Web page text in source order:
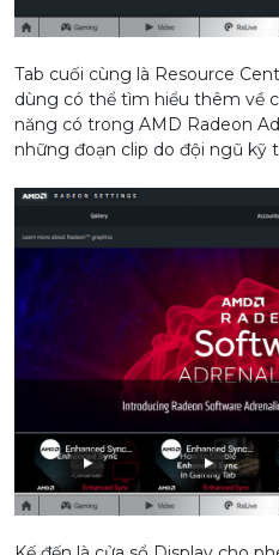
Tab cuối cùng là Resource
dùng có thể tìm hiểu thêm về
năng có trong AMD Radeon
những đoạn clip do đội ngũ kỹ